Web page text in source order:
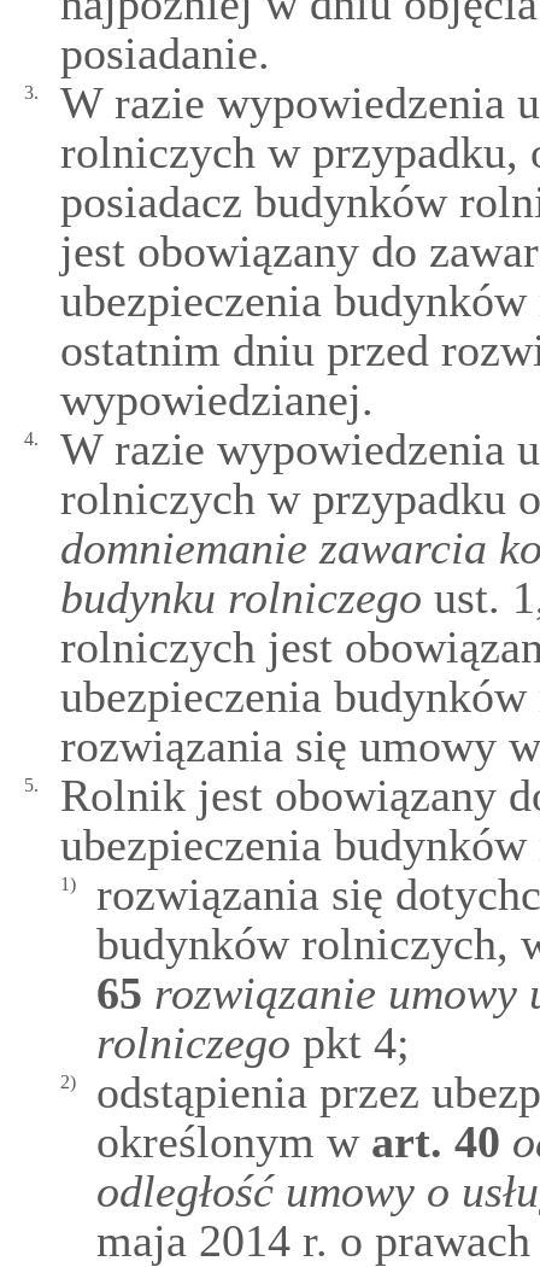
posiadanie.
3.
W razie wypowiedzenia
rolniczych w przypadku,
posiadacz budynków
jest obowiązany do
ubezpieczenia
ostatnim dniu przed
wypowiedzianej.
4.
W razie wypowiedzenia
rolniczych w przypadku
domniemanie zawarcia
budynku rolniczego ust.
rolniczych jest
ubezpieczenia
rozwiązania się umowy
5.
Rolnik jest obowiązany
ubezpieczenia
1)
rozwiązania się
budynków rolniczych,
65 rozwiązanie umowy
rolniczego pkt 4;
2)
odstąpienia przez
określonym wart. 40
odległość umowy o
maja 2014 r. o